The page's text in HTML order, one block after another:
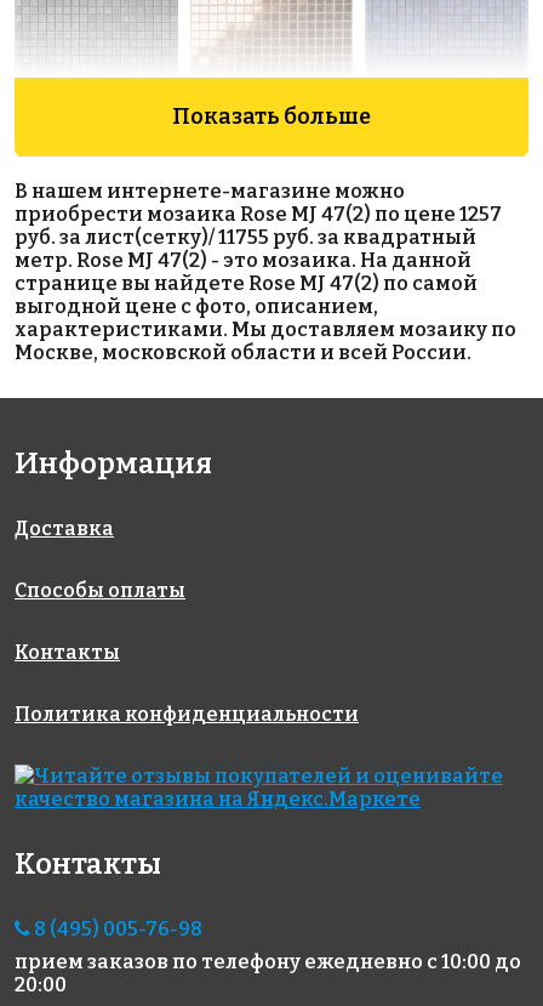
6757 руб./м²
Rose AJ
07(2+)
327x327
8523 руб./м²
Golden Effect
HP20-15
327x327
4966 руб./м²
Rose WJ 15(1)
327x327
4901 руб./м²
Golden Effect
327x327
Rose MJ 18(1)
Rose WMJ 23
327x327
JNJ C-JB 43
327x327
Rose
GR01G(m)
327x327
Показать больше
В нашем интернете-магазине можно
приобрести мозаика Rose MJ 47(2) по цене 1257
руб. за лист(сетку)/ 11755 руб. за квадратный
метр. Rose MJ 47(2) - это мозаика. На данной
странице вы найдете Rose MJ 47(2) по самой
выгодной цене с фото, описанием,
характеристиками. Мы доставляем мозаику по
Москве, московской области и всей России.
Информация
Доставка
Способы оплаты
Контакты
Политика конфиденциальности
Контакты
8 (495) 005-76-98
прием заказов по телефону ежедневно с 10:00 до
20:00